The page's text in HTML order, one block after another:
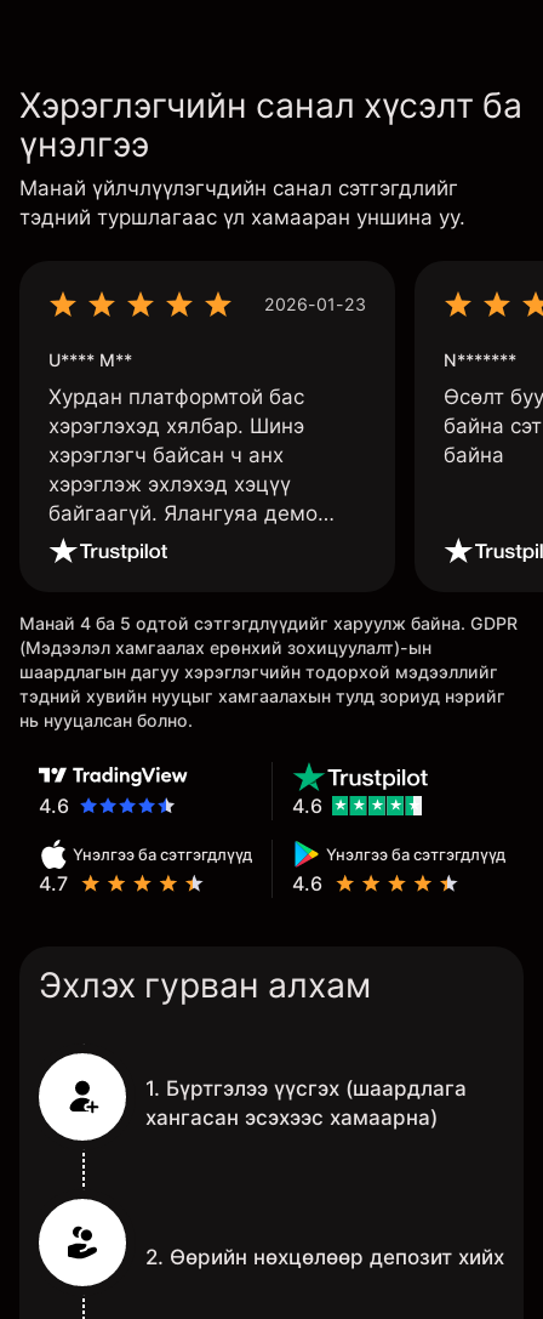
Хэрэглэгчийн санал хүсэлт ба
үнэлгээ
Манай үйлчлүүлэгчдийн санал сэтгэгдлийг
тэдний туршлагаас үл хамааран уншина уу.
2026-01-23
U**** M**
Хурдан платформтой бас
хэрэглэхэд хялбар. Шинэ
хэрэглэгч байсан ч анх
хэрэглэж эхлэхэд хэцүү
байгаагүй. Ялангуяа демо
данс нь их хэрэгтэй ба
дэмтэй.
N*******
Өсөлт
байна
байна
Манай 4 ба 5 одтой сэтгэгдлүүдийг харуулж байна. GDPR
(Мэдээлэл хамгаалах ерөнхий зохицуулалт)-ын
шаардлагын дагуу хэрэглэгчийн тодорхой мэдээллийг
тэдний хувийн нууцыг хамгаалахын тулд зориуд нэрийг
нь нууцалсан болно.
4.6
Үнэлгээ ба сэтгэгдлүүд
4.7
Үнэлгээ ба сэтгэгдлүүд
4.6
4.6
Эхлэх гурван алхам
1. Бүртгэлээ үүсгэх (шаардлага
хангасан эсэхээс хамаарна)
2. Өөрийн нөхцөлөөр депозит хийх